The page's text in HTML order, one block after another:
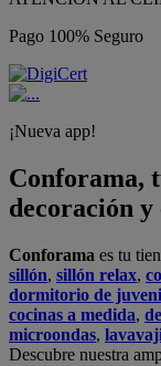
Pago 100% Seguro
¡Nueva app!
Conforama,
decoración y
Conforama es tu
sillón, sillón relax,
dormitorio de
cocinas a medida,
microondas,
Descubre nuestra